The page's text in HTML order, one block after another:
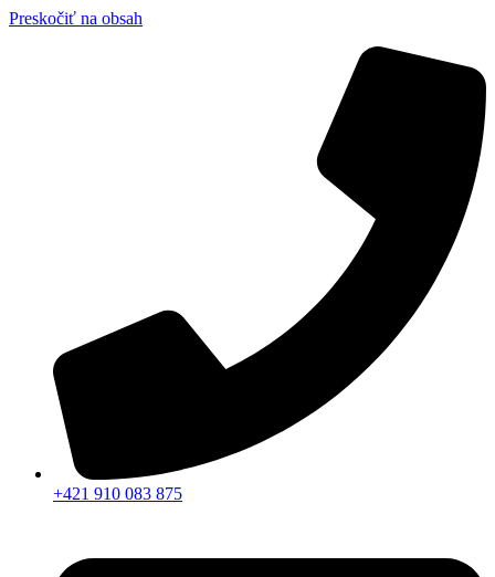
Preskočiť na obsah
+421 910 083 875